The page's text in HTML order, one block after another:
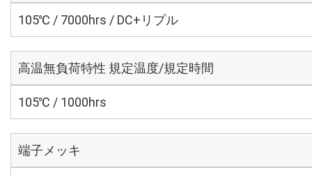
105℃ / 7000hrs / DC+リプル
高温無負荷特性 規定温度/規定時間
105℃ / 1000hrs
端子メッキ